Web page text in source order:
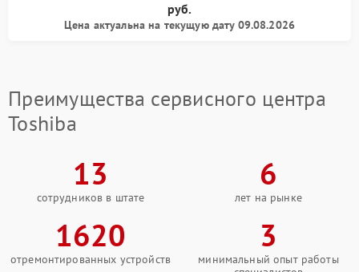
руб.
Цена актуальна на текущую дату 09.08.2026
Преимущества сервисного центра
Toshiba
13
сотрудников в штате
6
лет на рынке
1620
отремонтированных устройств
3
минимальный опыт работы